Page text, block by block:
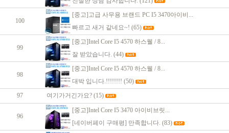
100
[중고]고급 사무용 브랜드 PC I5 3470아이비...
빠르고 새거 같네요~! (65)
99
[중고]Intel Core I5 4570 하스웰 / 8...
잘 받았습니다. (44)
98
[중고]Intel Core I5 4570 하스웰 / 8...
대박 입니다.!!!!!!!! (50)
97
여기가거긴가요? (15)
96
[중고]Intel Core I5 3470 아이비브릿...
[네이버페이 구매평] 만족합니다. (83)